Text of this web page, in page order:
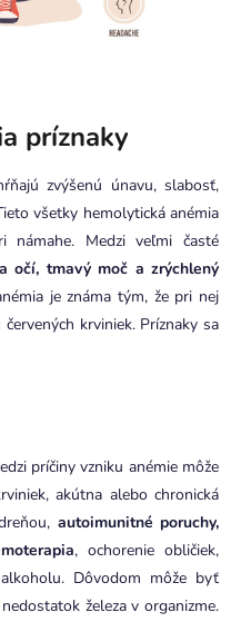
príznaky
zvýšenú únavu, slabosť,
všetky hemolytická anémia
námahe. Medzi veľmi časté
očí, tmavý moč a zrýchlený
je známa tým, že pri nej
krviniek. Príznaky sa
príčiny vzniku anémie môže
akútna alebo chronická
autoimunitné poruchy,
, ochorenie obličiek,
Dôvodom môže byť
železa v organizme.